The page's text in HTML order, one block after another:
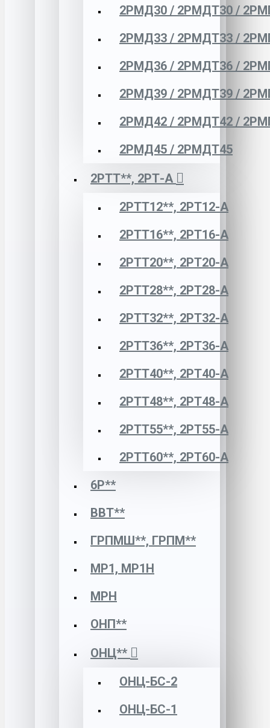
2РМД30 / 2РМДТ30 /
2РМД33 / 2РМДТ33 /
2РМД36 / 2РМДТ36 /
2РМД39 / 2РМДТ39 /
2РМД42 / 2РМДТ42 /
2РМД45 / 2РМДТ45
2РТТ**, 2РТ-А
2РТТ12**, 2РТ12-А
2РТТ16**, 2РТ16-А
2РТТ20**, 2РТ20-А
2РТТ28**, 2РТ28-А
2РТТ32**, 2РТ32-А
2РТТ36**, 2РТ36-А
2РТТ40**, 2РТ40-А
2РТТ48**, 2РТ48-А
2РТТ55**, 2РТ55-А
2РТТ60**, 2РТ60-А
6Р**
ВВТ**
ГРПМШ**, ГРПМ**
МР1, МР1Н
МРН
ОНП**
ОНЦ**
ОНЦ-БС-2
ОНЦ-БС-1